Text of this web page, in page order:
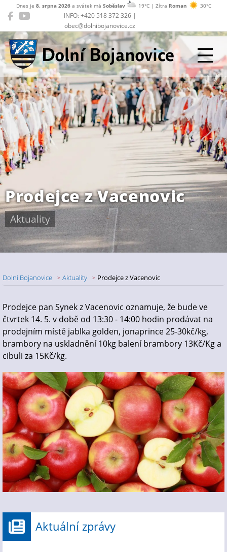
INFO: +420 518 372 326 |
obec@dolnibojanovice.cz
Dnes je 8. srpna 2026a svátek má Soběslav 19°C | Zítra Roman 30°C
Dolní Bojanovice
Prodejce z Vacenovic
Aktuality
Dolní Bojanovice Aktuality Prodejce z Vacenovic
Nadpis článku
Prodejce pan Synek z Vacenovic oznamuje, že bude ve
čtvrtek 14. 5. v době od 13:30 - 14:00 hodin prodávat na
prodejním místě jablka golden, jonaprince 25-30kč/kg,
brambory na uskladnění 10kg balení brambory 13Kč/Kg a
cibuli za 15Kč/kg.
Aktuální zprávy